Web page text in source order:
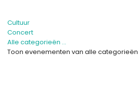
Cultuur
Concert
Alle categorieën ...
Toon evenementen van alle categorieën